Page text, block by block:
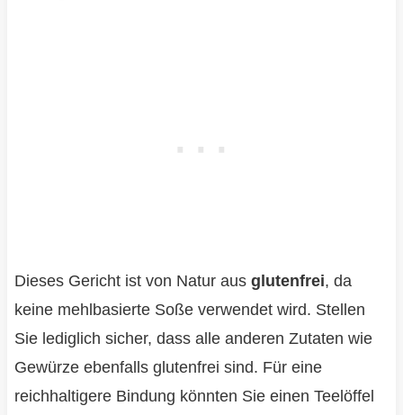
Dieses Gericht ist von Natur aus glutenfrei, da
keine mehlbasierte Soße verwendet wird. Stellen
Sie lediglich sicher, dass alle anderen Zutaten wie
Gewürze ebenfalls glutenfrei sind. Für eine
reichhaltigere Bindung könnten Sie einen Teelöffel